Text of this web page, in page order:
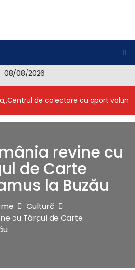
08/08/2026
de colectare cu aport
revine cu
de Carte
la Buzău
Cultură
cu Târgul de Carte